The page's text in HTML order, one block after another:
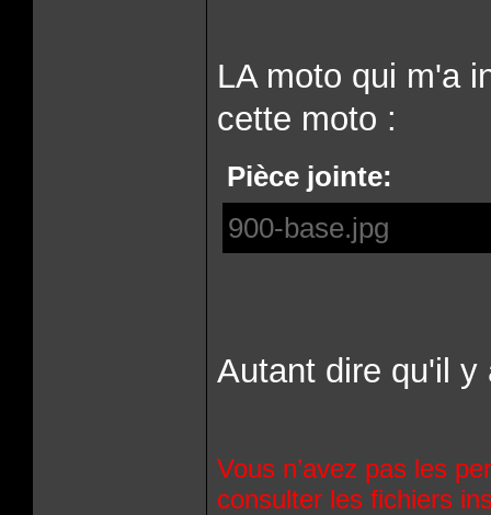
LA moto qui m'a
cette moto :
Pièce jointe:
900-base.jpg
Autant dire qu'il
Vous n’avez pas les
consulter les fichiers